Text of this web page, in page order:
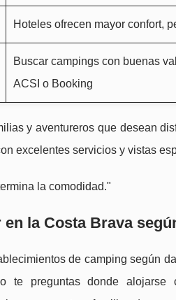
Hoteles ofrecen mayor confort,
Buscar campings con buenas
ACSI o Booking
y aventureros que desean
excelentes servicios y vistas
la comodidad."
la Costa Brava
de camping según
te preguntas donde alojarse